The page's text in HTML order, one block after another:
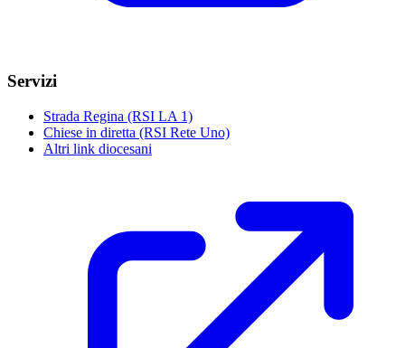
Servizi
Strada Regina (RSI LA 1)
Chiese in diretta (RSI Rete Uno)
Altri link diocesani